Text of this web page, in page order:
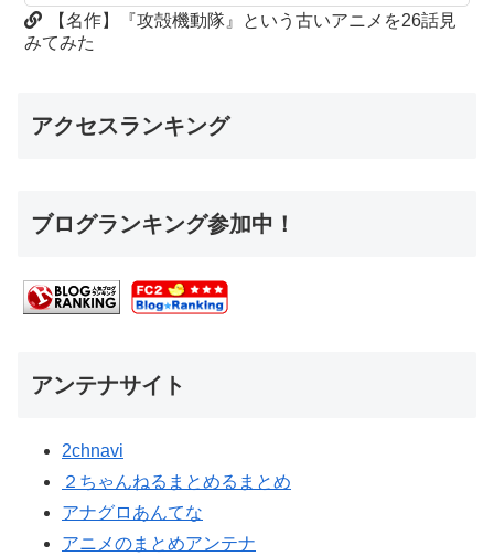
【名作】『攻殻機動隊』という古いアニメを26話見
みてみた
アクセスランキング
ブログランキング参加中！
アンテナサイト
2chnavi
２ちゃんねるまとめるまとめ
アナグロあんてな
アニメのまとめアンテナ